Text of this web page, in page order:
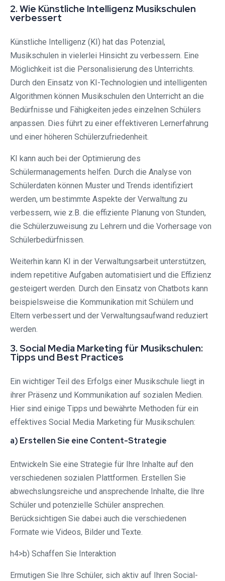
2. Wie Künstliche Intelligenz Musikschulen
verbessert
Künstliche Intelligenz (KI) hat das Potenzial,
Musikschulen in vielerlei Hinsicht zu verbessern. Eine
Möglichkeit ist die Personalisierung des Unterrichts.
Durch den Einsatz von KI-Technologien und intelligenten
Algorithmen können Musikschulen den Unterricht an die
Bedürfnisse und Fähigkeiten jedes einzelnen Schülers
anpassen. Dies führt zu einer effektiveren Lernerfahrung
und einer höheren Schülerzufriedenheit.
KI kann auch bei der Optimierung des
Schülermanagements helfen. Durch die Analyse von
Schülerdaten können Muster und Trends identifiziert
werden, um bestimmte Aspekte der Verwaltung zu
verbessern, wie z.B. die effiziente Planung von Stunden,
die Schülerzuweisung zu Lehrern und die Vorhersage von
Schülerbedürfnissen.
Weiterhin kann KI in der Verwaltungsarbeit unterstützen,
indem repetitive Aufgaben automatisiert und die Effizienz
gesteigert werden. Durch den Einsatz von Chatbots kann
beispielsweise die Kommunikation mit Schülern und
Eltern verbessert und der Verwaltungsaufwand reduziert
werden.
3. Social Media Marketing für Musikschulen:
Tipps und Best Practices
Ein wichtiger Teil des Erfolgs einer Musikschule liegt in
ihrer Präsenz und Kommunikation auf sozialen Medien.
Hier sind einige Tipps und bewährte Methoden für ein
effektives Social Media Marketing für Musikschulen:
a) Erstellen Sie eine Content-Strategie
Entwickeln Sie eine Strategie für Ihre Inhalte auf den
verschiedenen sozialen Plattformen. Erstellen Sie
abwechslungsreiche und ansprechende Inhalte, die Ihre
Schüler und potenzielle Schüler ansprechen.
Berücksichtigen Sie dabei auch die verschiedenen
Formate wie Videos, Bilder und Texte.
h4>b) Schaffen Sie Interaktion
Ermutigen Sie Ihre Schüler, sich aktiv auf Ihren Social-